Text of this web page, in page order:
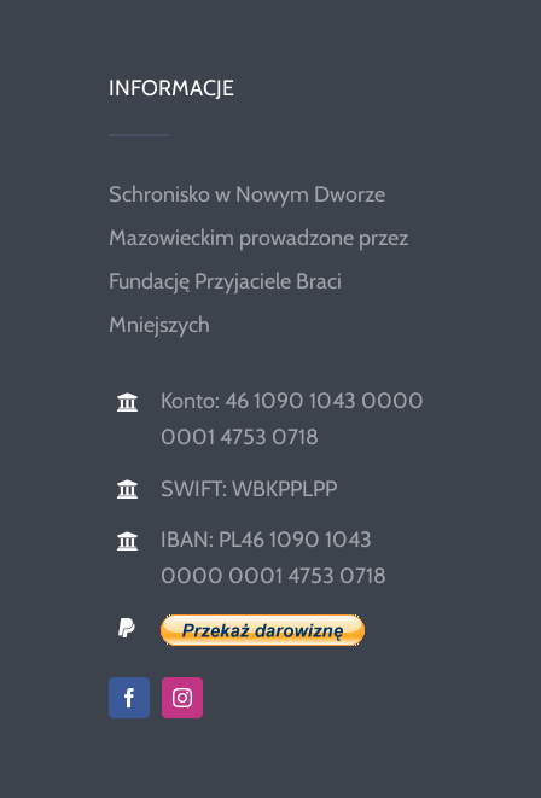
INFORMACJE
Schronisko w Nowym Dworze
Mazowieckim prowadzone przez
Fundację Przyjaciele Braci
Mniejszych
Konto: 46 1090 1043 0000
0001 4753 0718
SWIFT: WBKPPLPP
IBAN: PL46 1090 1043
0000 0001 4753 0718